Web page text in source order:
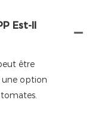
Est-Il
être
une option